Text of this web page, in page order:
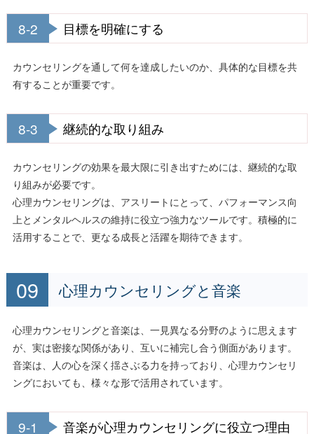
8-2 目標を明確にする
カウンセリングを通して何を達成したいのか、具体的な目標を共
有することが重要です。
8-3 継続的な取り組み
カウンセリングの効果を最大限に引き出すためには、継続的な取
り組みが必要です。
心理カウンセリングは、アスリートにとって、パフォーマンス向
上とメンタルヘルスの維持に役立つ強力なツールです。積極的に
活用することで、更なる成長と活躍を期待できます。
心理カウンセリングと音楽
心理カウンセリングと音楽は、一見異なる分野のように思えます
が、実は密接な関係があり、互いに補完し合う側面があります。
音楽は、人の心を深く揺さぶる力を持っており、心理カウンセリ
ングにおいても、様々な形で活用されています。
9-1 音楽が心理カウンセリングに役立つ理由